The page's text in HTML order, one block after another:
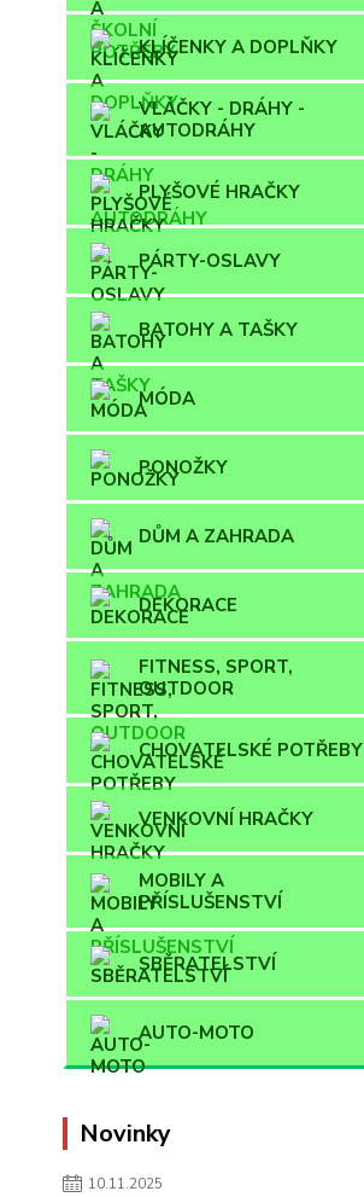
KLÍČENKY A DOPLŇKY
VLÁČKY - DRÁHY -
AUTODRÁHY
PLYŠOVÉ HRAČKY
PÁRTY-OSLAVY
BATOHY A TAŠKY
MÓDA
PONOŽKY
DŮM A ZAHRADA
DEKORACE
FITNESS, SPORT,
OUTDOOR
CHOVATELSKÉ POTŘEBY
VENKOVNÍ HRAČKY
MOBILY A
PŘÍSLUŠENSTVÍ
SBĚRATELSTVÍ
AUTO-MOTO
Novinky
10.11.2025